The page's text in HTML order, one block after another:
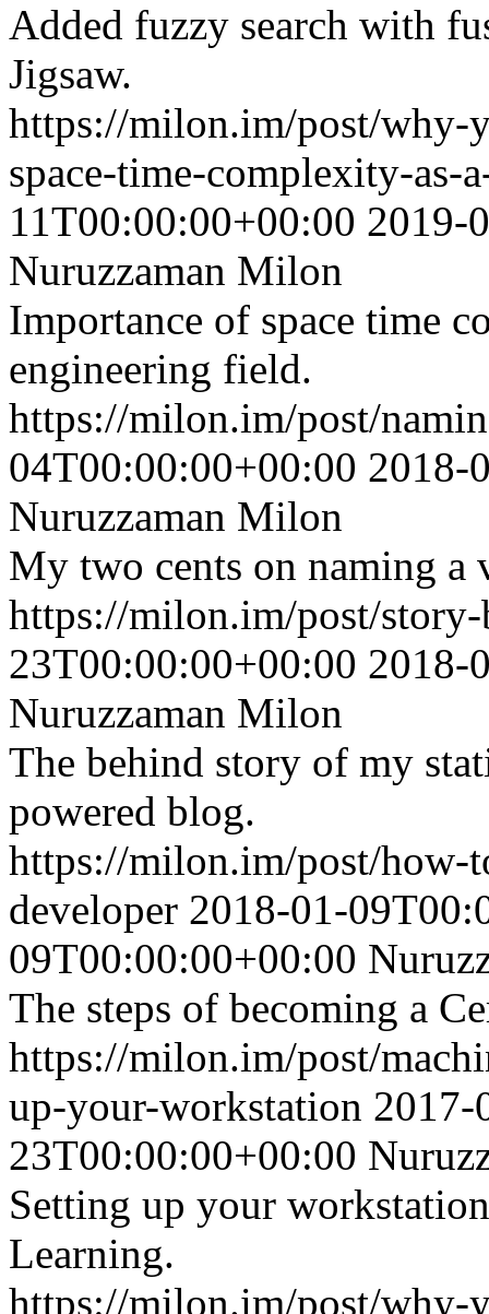
Added fuzzy search with
Jigsaw.
https://milon.im/post/why-
space-time-complexity-as-
11T00:00:00+00:00 2019-
Nuruzzaman Milon
Importance of space time
engineering field.
https://milon.im/post/
04T00:00:00+00:00 2018-
Nuruzzaman Milon
My two cents on naming
https://milon.im/post/
23T00:00:00+00:00 2018-
Nuruzzaman Milon
The behind story of my
powered blog.
https://milon.im/post/how-
developer 2018-01-
09T00:00:00+00:00
The steps of becoming a
https://milon.im/post/
up-your-workstation 2017-
23T00:00:00+00:00
Setting up your
Learning.
https://milon.im/post/why-